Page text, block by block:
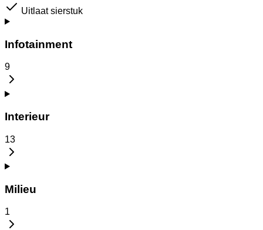
Uitlaat sierstuk
Infotainment
9
Interieur
13
Milieu
1